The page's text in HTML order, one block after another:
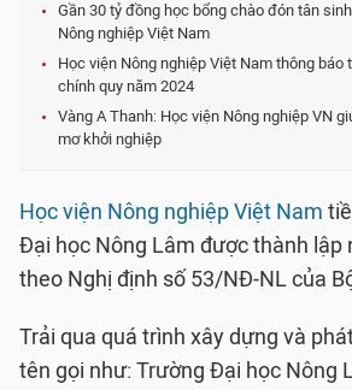
Gần 30 tỷ đồng học bổng chào đón tân
Nông nghiệp Việt Nam
Học viện Nông nghiệp Việt Nam thông báo
chính quy năm 2024
Vàng A Thanh: Học viện Nông nghiệp VN
mơ khởi nghiệp
Học viện Nông nghiệp Việt Nam
Đại học Nông Lâm được thành
theo Nghị định số 53/NĐ-NL của
Trải qua quá trình xây dựng và
tên gọi như: Trường Đại học Nông